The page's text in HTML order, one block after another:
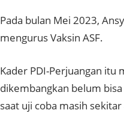
Pada bulan Mei 2023,
mengurus Vaksin ASF.
Kader PDI-Perjuangan itu
dikembangkan belum
saat uji coba masih